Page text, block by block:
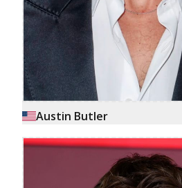
Austin Butler